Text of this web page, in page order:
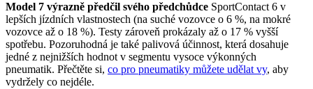
Model 7 výrazně předčil svého předchůdce SportContact 6 v
lepších jízdních vlastnostech (na suché vozovce o 6 %, na mokré
vozovce až o 18 %). Testy zároveň prokázaly až o 17 % vyšší
spotřebu. Pozoruhodná je také palivová účinnost, která dosahuje
jedné z nejnižších hodnot v segmentu vysoce výkonných
pneumatik. Přečtěte si, co pro pneumatiky můžete udělat vy, aby
vydržely co nejdéle.